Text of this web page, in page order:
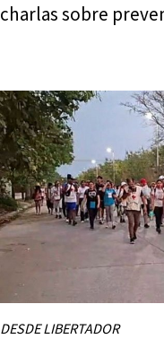
charlas sobre
DESDE LIBERTADOR